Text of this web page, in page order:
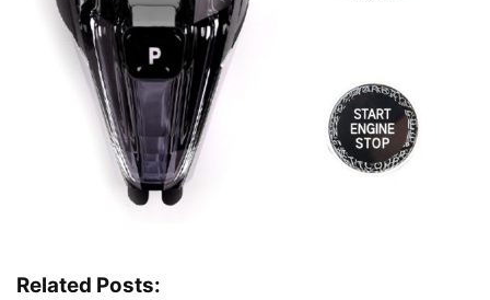
Related Posts: